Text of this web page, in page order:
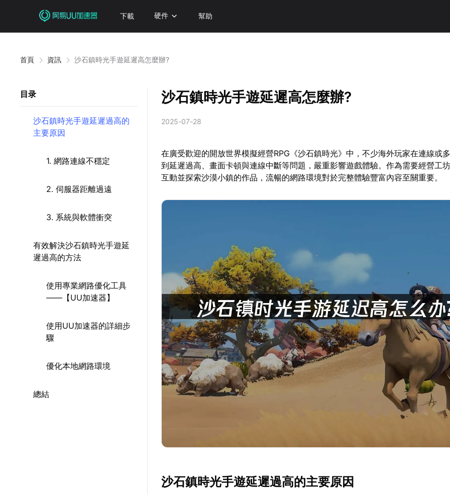
下載 硬件 幫助
首頁 資訊 沙石鎮時光手遊延遲高怎麼辦?
目录
沙石鎮時光手遊延遲過高的
主要原因
1. 網路連線不穩定
2. 伺服器距離過遠
3. 系統與軟體衝突
有效解決沙石鎮時光手遊延
遲過高的方法
使用專業網路優化工具
——【UU加速器】
使用UU加速器的詳細步
驟
優化本地網路環境
總結
沙石鎮時光手遊延遲高怎麼辦?
2025-07-28
在廣受歡迎的開放世界模擬經營RPG《沙石鎮時光》中，不少海外玩家在連線或
到延遲過高、畫面卡頓與連線中斷等問題，嚴重影響遊戲體驗。作為需要經營工
互動並探索沙漠小鎮的作品，流暢的網路環境對於完整體驗豐富內容至關重要。
沙石鎮時光手遊延遲過高的主要原因